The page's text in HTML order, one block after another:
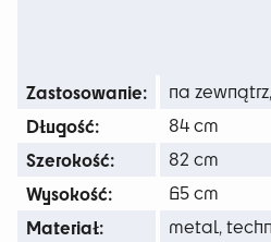
Zastosowanie: na
Długość: 84 cm
Szerokość: 82 cm
Wysokość: 65 cm
Materiał: metal,